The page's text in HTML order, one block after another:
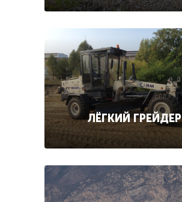
ЛЁГКИЙ ГРЕЙДЕР